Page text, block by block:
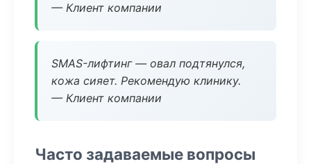
— Клиент компании
SMAS-лифтинг — овал подтянулся,
кожа сияет. Рекомендую клинику.
— Клиент компании
Часто задаваемые вопросы